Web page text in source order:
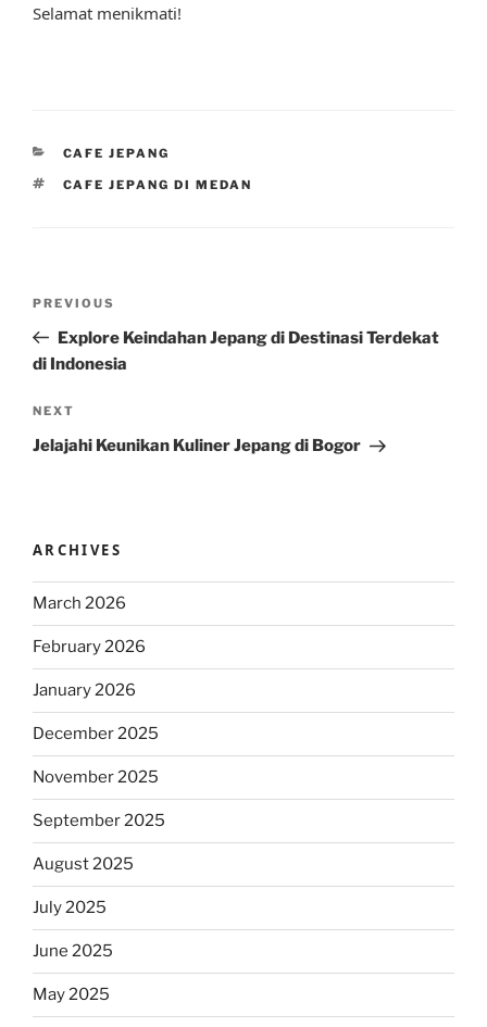
Selamat menikmati!
CATEGORIES
CAFE JEPANG
TAGS
CAFE JEPANG DI MEDAN
Previous
Post
PREVIOUS
Explore Keindahan Jepang di Destinasi Terdekat
di Indonesia
Next
Post
NEXT
Jelajahi Keunikan Kuliner Jepang di Bogor
ARCHIVES
March 2026
February 2026
January 2026
December 2025
November 2025
September 2025
August 2025
July 2025
June 2025
May 2025